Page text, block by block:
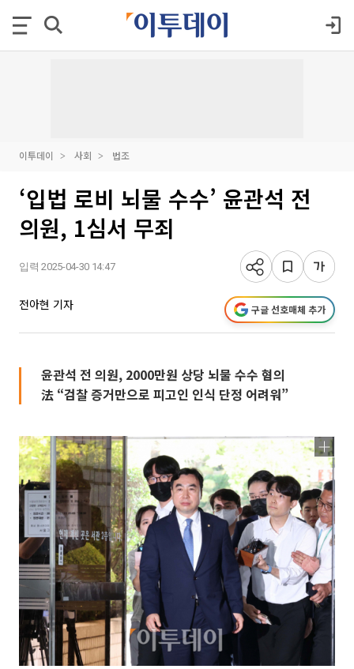
이투데이 사회 법조
‘입법 로비 뇌물 수수’ 윤관석 전
의원, 1심서 무죄
입력 2025-04-30 14:47
전아현 기자 구글 선호매체 추가
윤관석 전 의원, 2000만원 상당 뇌물 수수 혐의
法 “검찰 증거만으로 피고인 인식 단정 어려워”